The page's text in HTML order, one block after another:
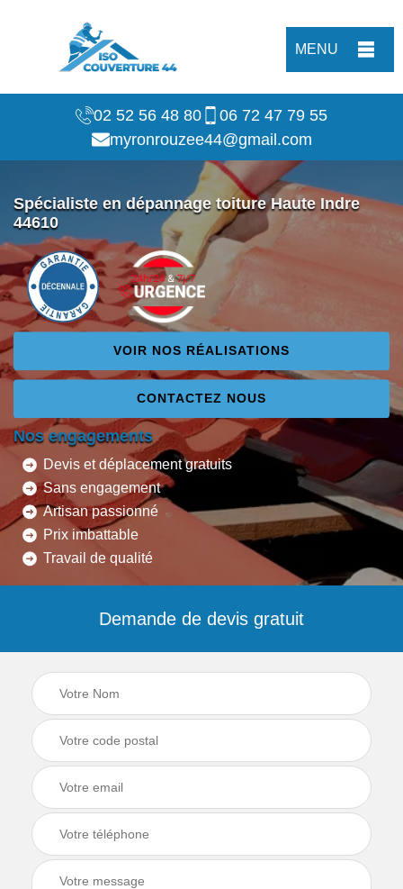
MENU
02 52 56 48 80
06 72 47 79 55
myronrouzee44@gmail.com
Spécialiste en dépannage toiture Haute Indre
44610
VOIR NOS RÉALISATIONS
CONTACTEZ NOUS
Nos engagements
Devis et déplacement gratuits
Sans engagement
Artisan passionné
Prix imbattable
Travail de qualité
Demande de devis gratuit